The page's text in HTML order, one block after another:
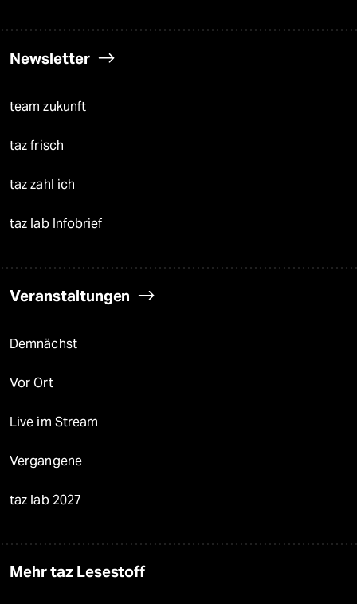
Newsletter
team zukunft
taz frisch
taz zahl ich
taz lab Infobrief
Veranstaltungen
Demnächst
Vor Ort
Live im Stream
Vergangene
taz lab 2027
Mehr taz Lesestoff